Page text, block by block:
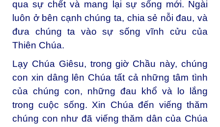
qua sự chết và mang lại sự sống mới. Ngài
luôn ở bên cạnh chúng ta, chia sẻ nỗi đau, và
đưa chúng ta vào sự sống vĩnh cửu của
Thiên Chúa.
Lạy Chúa Giêsu, trong giờ Chầu này, chúng
con xin dâng lên Chúa tất cả những tâm tình
của chúng con, những đau khổ và lo lắng
trong cuộc sống. Xin Chúa đến viếng thăm
chúng con như đã viếng thăm dân của Chúa